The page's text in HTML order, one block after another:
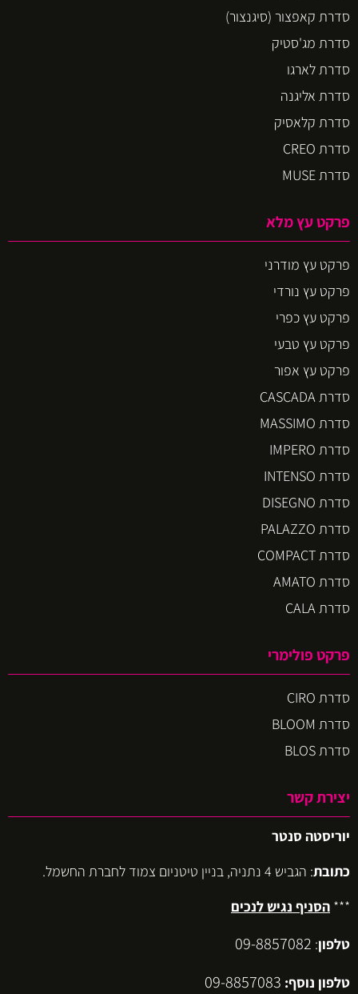
סדרת קאפצור (סיגנצור)
סדרת מג'סטיק
סדרת לארגו
סדרת אליגנה
סדרת קלאסיק
סדרת CREO
סדרת MUSE
פרקט עץ מלא
פרקט עץ מודרני
פרקט עץ נורדי
פרקט עץ כפרי
פרקט עץ טבעי
פרקט עץ אפור
סדרת CASCADA
סדרת MASSIMO
סדרת IMPERO
סדרת INTENSO
סדרת DISEGNO
סדרת PALAZZO
סדרת COMPACT
סדרת AMATO
סדרת CALA
פרקט פולימרי
סדרת CIRO
סדרת BLOOM
סדרת BLOS
יצירת קשר
יוריסטה סנטר
כתובת: הגביש 4 נתניה, בניין טיטניום צמוד לחברת החשמל.
*** הסניף נגיש לנכים
טלפון:
09-8857082
טלפון נוסף: 09-8857083